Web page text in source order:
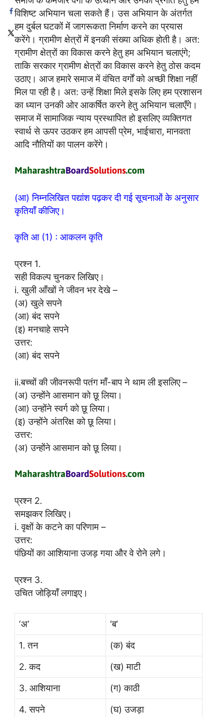
विशिष्ट अभियान चला सकते हैं। उस अभियान के अंतर्गत
हम दुर्बल घटकों में जागरूकता निर्माण करने का प्रयास
करेंगे। ग्रामीण क्षेत्रों में इनकी संख्या अधिक होती है। अत:
ग्रामीण क्षेत्रों का विकास करने हेतु हम अभियान चलाएंगे;
ताकि सरकार ग्रामीण क्षेत्रों का विकास करने हेतु ठोस कदम
उठाए। आज हमारे समाज में वंचित वर्गों को अच्छी शिक्षा नहीं
मिल पा रही है। अत: उन्हें शिक्षा मिले इसके लिए हम प्रशासन
का ध्यान उनकी ओर आकर्षित करने हेतु अभियान चलाएँगे।
समाज में सामाजिक न्याय प्रस्थापित हो इसलिए व्यक्तिगत
स्वार्थ से ऊपर उठकर हम आपसी प्रेम, भाईचारा, मानवता
आदि नौतियों का पालन करेंगे।
(आ) निम्नलिखित पद्यांश पढ़कर दी गई सूचनाओं के अनुसार
कृतियाँ कीजिए।
कृति आ (1) : आकलन कृति
प्रश्न 1.
सही विकल्प चुनकर लिखिए।
i. खुली आँखों ने जीवन भर देखे –
(अ) खुले सपने
(आ) बंद सपने
(इ) मनचाहे सपने
उत्तर:
(आ) बंद सपने
ii.बच्चों की जीवनरूपी पतंग माँ-बाप ने थाम ली इसलिए –
(अ) उन्होंने आसमान को छू लिया।
(आ) उन्होंने स्वर्ग को छू लिया।
(इ) उन्होंने अंतरिक्ष को छू लिया।
उत्तर:
(अ) उन्होंने आसमान को छू लिया।
प्रश्न 2.
समझकर लिखिए।
i. वृक्षों के कटने का परिणाम –
उत्तर:
पंछियों का आशियाना उजड़ गया और वे रोने लगे।
प्रश्न 3.
उचित जोड़ियाँ लगाइए।
‘अ’
‘ब’
1. तन
(क) बंद
2. कद
(ख) माटी
3. आशियाना
(ग) काठी
4. सपने
(घ) उजड़ा